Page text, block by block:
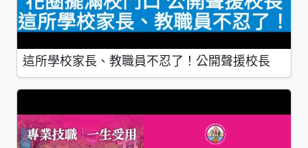
這所學校家長、教職員不忍了！公開聲援校長